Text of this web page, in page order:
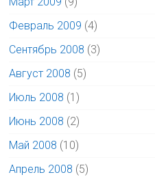
Февраль 2009 (4)
Сентябрь 2008 (3)
Август 2008 (5)
Июль 2008 (1)
Июнь 2008 (2)
Май 2008 (10)
Апрель 2008 (5)